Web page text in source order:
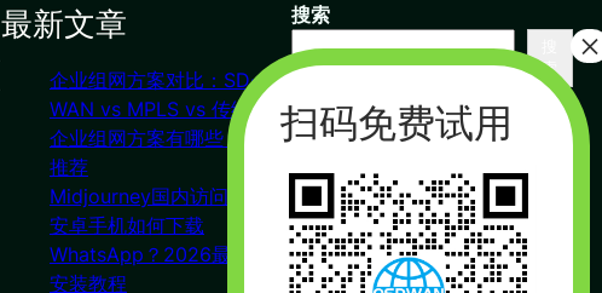
最新文章
企业组网方案对比：SD-
WAN vs MPLS vs 传统VPN
企业组网方案有哪些？对比
推荐
Midjourney国内访问教程
安卓手机如何下载
WhatsApp？2026最新下载
安装教程
搜索
索
联系我们
杭州（总部） 北京 长沙
广州
合作：17357178761（微信同
号）
周一到周五 : 9:00 – 21:00